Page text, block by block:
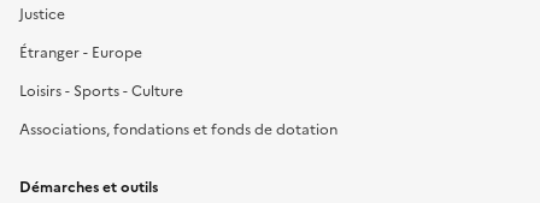
Justice
Étranger - Europe
Loisirs - Sports - Culture
Associations, fondations et fonds de dotation
Démarches et outils